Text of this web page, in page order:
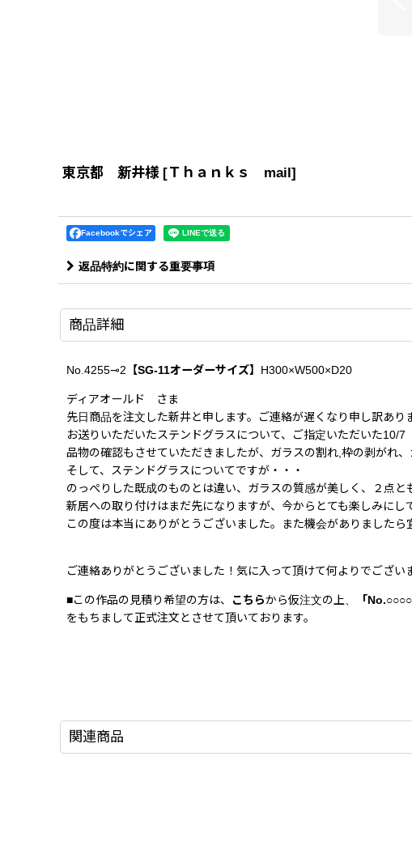
東京都 新井様 [Ｔｈａｎｋｓ mail]
Facebookでシェア
返品特約に関する重要事項
商品詳細
No.4255⊸2 【SG-11オーダーサイズ】 H300×W500×D20
ディアオールド さま
先日商品を注文した新井と申します。ご連絡が遅くなり申し訳あり
お送りいただいたステンドグラスについて、ご指定いただいた10/7
品物の確認もさせていただきましたが、ガラスの割れ,枠の剥がれ
そして、ステンドグラスについてですが・・・
のっぺりした既成のものとは違い、ガラスの質感が美しく、２点
新居への取り付けはまだ先になりますが、今からとても楽しみにし
この度は本当にありがとうございました。また機会がありました
ご連絡ありがとうございました！気に入って頂けて何よりでござ
■この作品の見積り希望の方は、 こちらから仮注文の上、 「
をもちまして正式注文とさせて頂いております。
関連商品